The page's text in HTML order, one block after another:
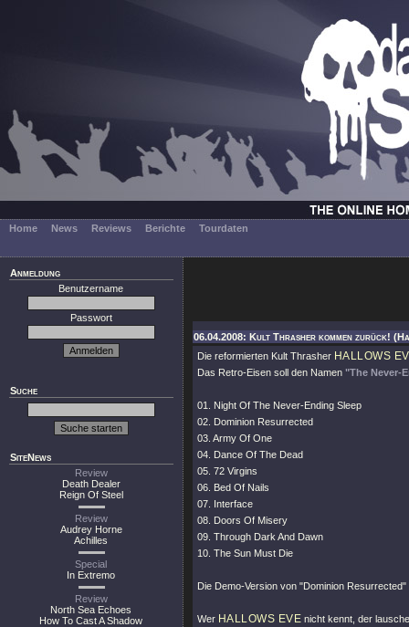
Home News Reviews Berichte Tourdaten
Anmeldung
Benutzername
Passwort
Suche
SiteNews
Review
Death Dealer
Reign Of Steel
Review
Audrey Horne
Achilles
Special
In Extremo
Review
North Sea Echoes
How To Cast A Shadow
06.04.2008: Kult Thrasher kommen zurück!
Die reformierten Kult Thrasher HALLOWS
Das Retro-Eisen soll den Namen "The Never-
01. Night Of The Never-Ending Sleep
02. Dominion Resurrected
03. Army Of One
04. Dance Of The Dead
05. 72 Virgins
06. Bed Of Nails
07. Interface
08. Doors Of Misery
09. Through Dark And Dawn
10. The Sun Must Die
Die Demo-Version von "Dominion Resurrected"
Wer HALLOWS EVE nicht kennt, der